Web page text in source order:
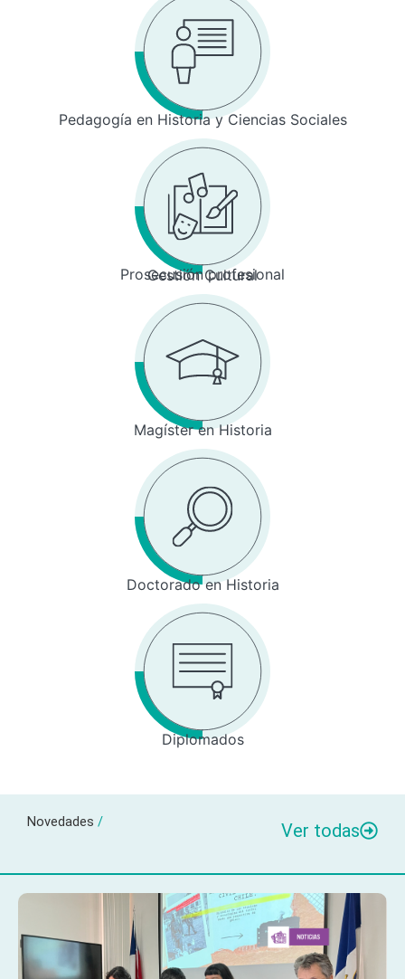
Pedagogía en Historia y Ciencias Sociales
Prosecusión profesional
Gestión Cultural
Magíster en Historia
Doctorado en Historia
Diplomados
Novedades / Ver todas